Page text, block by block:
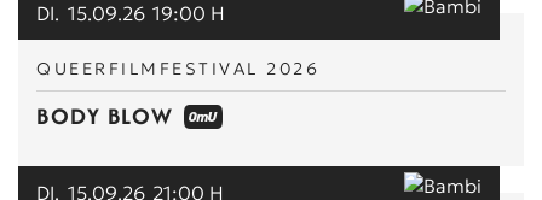
QUEERFILMFESTIVAL 2026
BODY BLOW
DI. 15.09.26 19:00 H
DI. 15.09.26 21:00 H